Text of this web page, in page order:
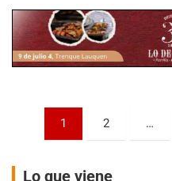
Paginación
entradas
1 2 …
Lo que viene
Baradero (Buenos Aires)
KDO - F6
Ciudad de Trenque Lauquen (Asfalto)
Parque de la Velocidad (Asfalto)